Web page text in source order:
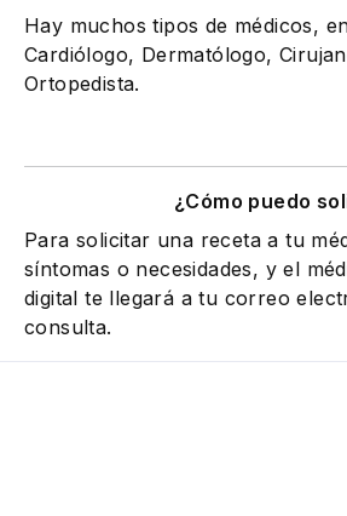
Hay muchos tipos de médicos,
Cardiólogo, Dermatólogo,
Ortopedista.
¿Cómo puedo
Para solicitar una receta a tu
síntomas o necesidades, y el
digital te llegará a tu correo
consulta.